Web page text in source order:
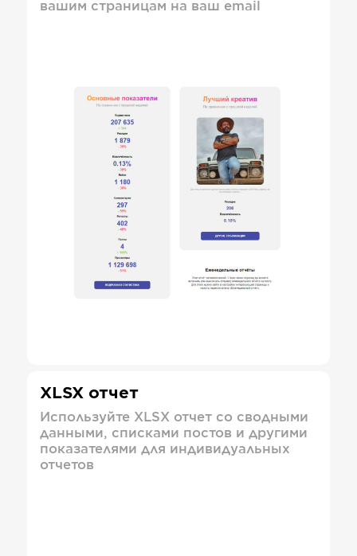
вашим страницам на ваш email
XLSX отчет
Используйте XLSX отчет со сводными
данными, списками постов и другими
показателями для индивидуальных
отчетов